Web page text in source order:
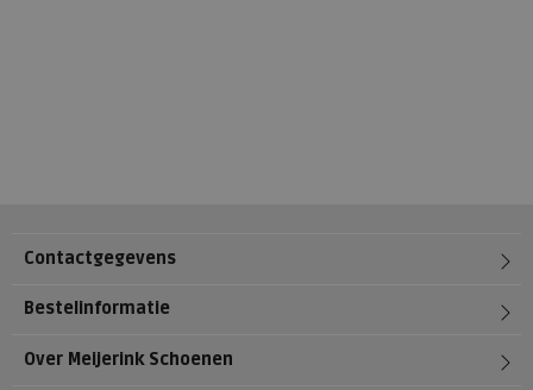
Contactgegevens
Bestelinformatie
Over Meijerink Schoenen